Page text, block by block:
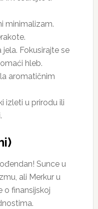
minimalizam.
jela. Fokusirajte se
hleb.
aromatičnim
izleti u prirodu ili
Sunce u
ali Merkur u
o finansijskoj